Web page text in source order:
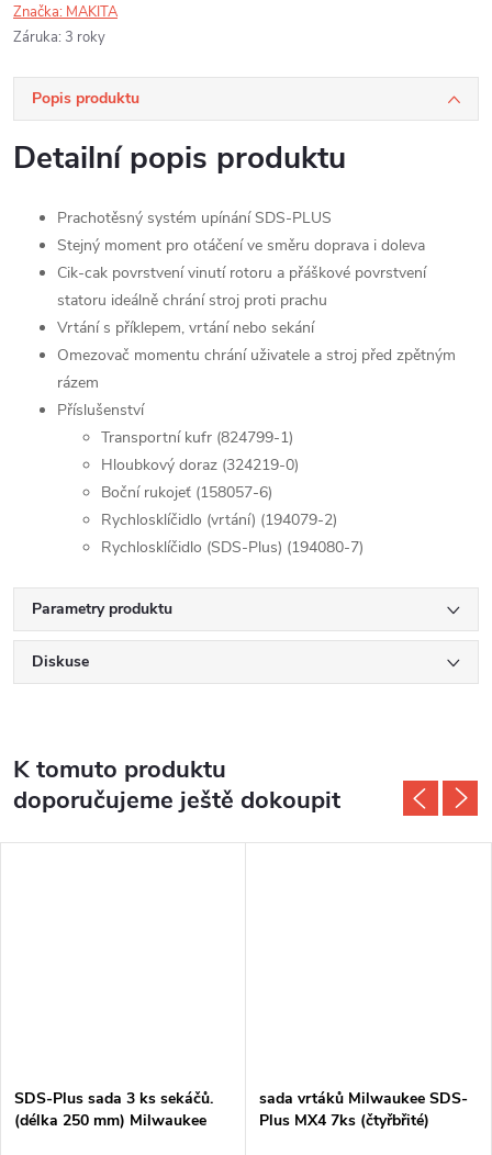
Značka: MAKITA
Záruka: 3 roky
Popis produktu
Detailní popis produktu
Prachotěsný systém upínání SDS-PLUS
Stejný moment pro otáčení ve směru doprava i doleva
Cik-cak povrstvení vinutí rotoru a přáškové povrstvení
statoru ideálně chrání stroj proti prachu
Vrtání s příklepem, vrtání nebo sekání
Omezovač momentu chrání uživatele a stroj před zpětným
rázem
Příslušenství
Transportní kufr (824799-1)
Hloubkový doraz (324219-0)
Boční rukojeť (158057-6)
Rychlosklíčidlo (vrtání) (194079-2)
Rychlosklíčidlo (SDS-Plus) (194080-7)
Parametry produktu
Diskuse
K tomuto produktu
doporučujeme ještě dokoupit
SDS-Plus sada 3 ks sekáčů.
(délka 250 mm) Milwaukee
sada vrtáků Milwaukee SDS-
Plus MX4 7ks (čtyřbřité)